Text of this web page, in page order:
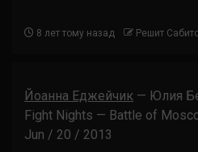
8 лет тому назад Решит
Йоанна Еджейчик — Юлия
Fight Nights — Battle of
Jun / 20 / 2013